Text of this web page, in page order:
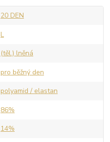
20 DEN
L
(těl.) lněná
pro běžný den
polyamid / elastan
86%
14%